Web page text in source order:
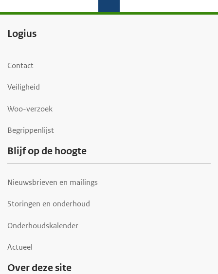
F
o
o
e
r
Logius
Contact
Veiligheid
Woo-verzoek
Begrippenlijst
Blijf op de hoogte
Nieuwsbrieven en mailings
Storingen en onderhoud
Onderhoudskalender
Actueel
Over deze site